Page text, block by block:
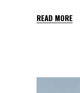
READ MORE